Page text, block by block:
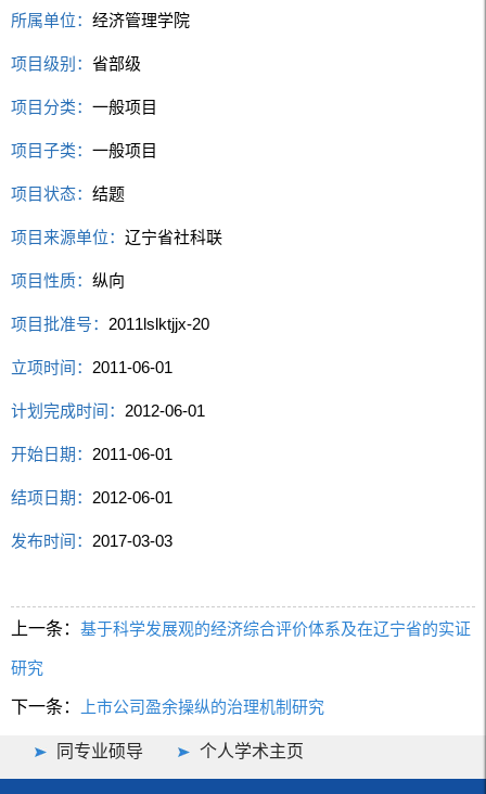
所属单位：经济管理学院
项目级别：省部级
项目分类：一般项目
项目子类：一般项目
项目状态：结题
项目来源单位：辽宁省社科联
项目性质：纵向
项目批准号： 2011lslktjjx-20
立项时间： 2011-06-01
计划完成时间： 2012-06-01
开始日期： 2011-06-01
结项日期： 2012-06-01
发布时间： 2017-03-03
上一条：基于科学发展观的经济综合评价体系及在辽宁省的实证
研究
下一条： 上市公司盈余操纵的治理机制研究
同专业硕导 个人学术主页